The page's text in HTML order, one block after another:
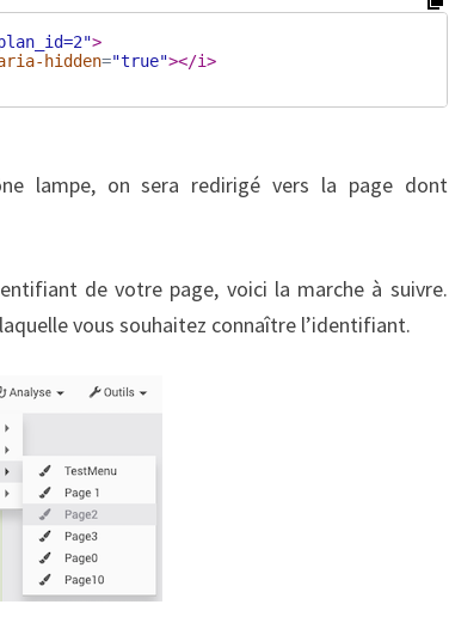
>
hidden="true"></i>
lampe, on sera redirigé vers la page dont
de votre page, voici la marche à suivre.
vous souhaitez connaître l’identifiant.